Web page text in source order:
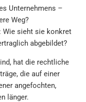
Unternehmens –
Weg?
Wie sieht sie konkret
abgebildet?
hat die rechtliche
die auf einer
angefochten,
länger.